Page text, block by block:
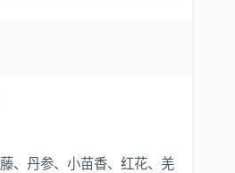
、丹参、小苗香、红花、羌